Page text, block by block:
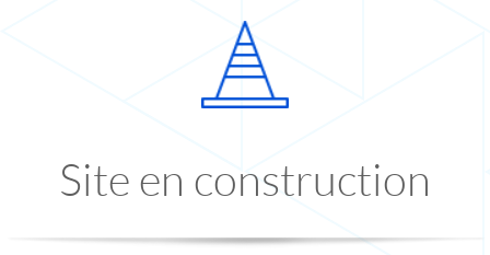
Site en construction